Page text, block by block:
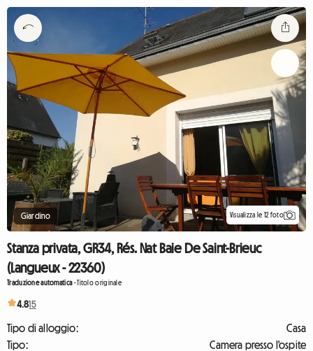
Giardino Visualizza le 12 foto
Stanza privata, GR34, Rés. Nat Baie De Saint-Brieuc
(Langueux - 22360)
Traduzione automatica-Titolo originale
4.815
Tipo di alloggio:
Casa
Tipo:
Camera presso l'ospite